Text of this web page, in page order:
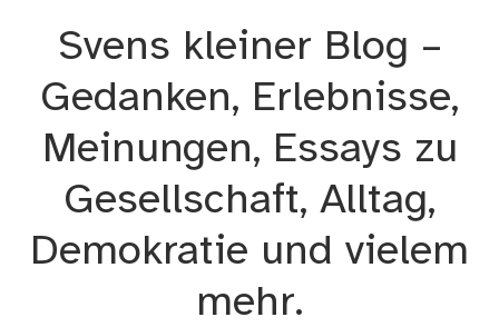
Svens kleiner Blog –
Gedanken, Erlebnisse,
Meinungen, Essays zu
Gesellschaft, Alltag,
Demokratie und vielem
mehr.